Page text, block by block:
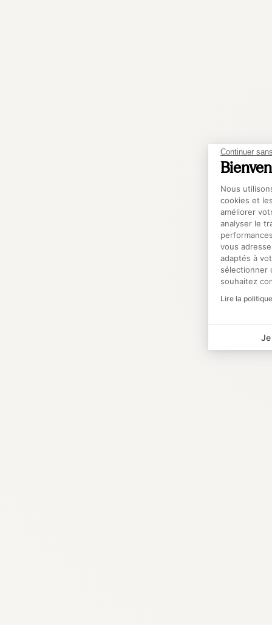
Continuer
Nous
cookies et
améliorer
analyser le
vous
adaptés à
sélectionner
souhaitez
Lire la